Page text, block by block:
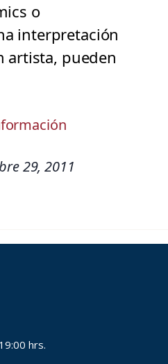
o
interpretación
artista, pueden
29, 2011